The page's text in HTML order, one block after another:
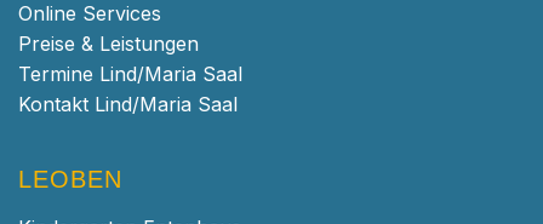
Online Services
Preise & Leistungen
Termine Lind/Maria Saal
Kontakt Lind/Maria Saal
LEOBEN